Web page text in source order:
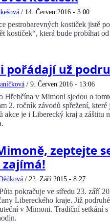
/ 14. Červen 2016 - 3:00
pestrobarevných kostiček jistě
kostiček“, která bude probíhat
pořádají už
/ 9. Červen 2016 - 13:06
Hřebčína v Mimoni sjedou o
2. ročník závodů spřežení,
akce je i Liberecký kraj a záštitu
zeptejte
/ 22. Září 2015 - 8:27
pokračuje ve středu 23. září
Libereckého kraje. Již
v Mimoni. Tradiční setkání